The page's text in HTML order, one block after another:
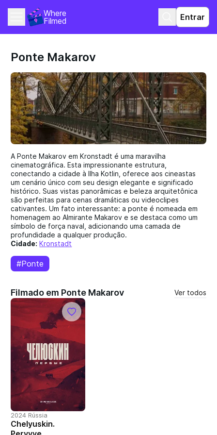
Where
Filmed
Entrar
Ponte Makarov
A Ponte Makarov em Kronstadt é uma maravilha
cinematográfica. Esta impressionante estrutura,
conectando a cidade à Ilha Kotlin, oferece aos cineastas
um cenário único com seu design elegante e significado
histórico. Suas vistas panorâmicas e beleza arquitetônica
são perfeitas para cenas dramáticas ou videoclipes
cativantes. Um fato interessante: a ponte é nomeada em
homenagem ao Almirante Makarov e se destaca como um
símbolo de força naval, adicionando uma camada de
profundidade a qualquer produção.
Cidade: Kronstadt
#Ponte
Filmado em Ponte Makarov Ver todos
2024 Rússia
Chelyuskin.